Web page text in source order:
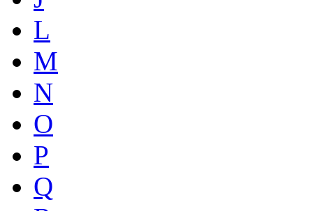
L
M
N
O
P
Q